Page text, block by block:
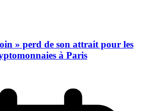
» perd de son attrait pour les
à Paris